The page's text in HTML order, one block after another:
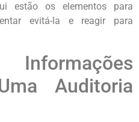
estão os elementos para
evitá-la e reagir para
Auditoria